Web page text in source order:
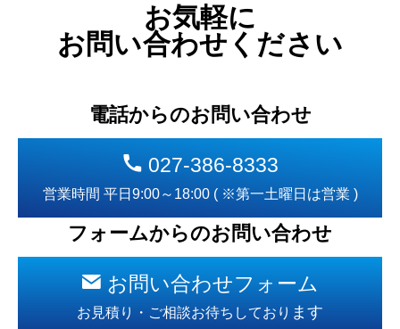
お気軽に
お問い合わせください
電話からのお問い合わせ
027-386-8333
営業時間 平日9:00～18:00 ( ※第一土曜日は営業 )
フォームからのお問い合わせ
お問い合わせフォーム
お見積り・ご相談お待ちしており ます